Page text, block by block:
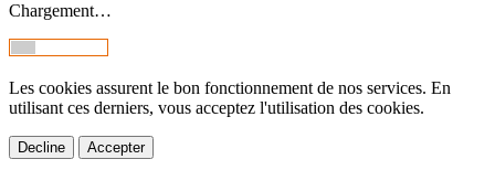
Chargement…
Les cookies assurent le bon fonctionnement de nos services. En
utilisant ces derniers, vous acceptez l'utilisation des cookies.
Decline Accepter